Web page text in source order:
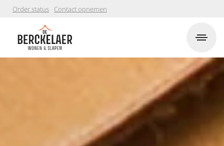
Order status Contact opnemen